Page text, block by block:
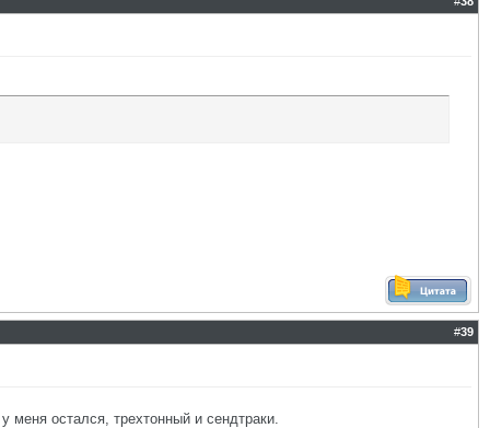
#39
меня остался, трехтонный и сендтраки.